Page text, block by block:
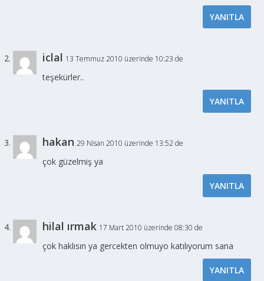
YANITLA
iclal 13 Temmuz 2010 üzerinde 10:23 de
teşekürler..
YANITLA
hakan 29 Nisan 2010 üzerinde 13:52 de
çok güzelmiş ya
YANITLA
hilal ırmak 17 Mart 2010 üzerinde 08:30 de
çok haklısın ya gercekten olmuyo katılıyorum sana
YANITLA